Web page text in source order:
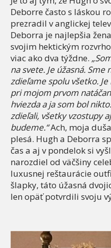
Deborre často s láskou
prezradil v anglickej
Deborra je najlepšia
svojim hektickým
viac ako dva týždne.
na svete. Je úžasná. Sme
zdieľame spolu všetko.
pri mojom prvom
hviezda a ja som bol
zdieľali, všetky vzostupy
budeme.“Ach, moja
plesá. Hugh a Deborra
čas a aj v pondelok si
narozdiel od väčšiny
luxusnej reštaurácie
šlapky, táto úžasná
len opäť potvrdili svoju